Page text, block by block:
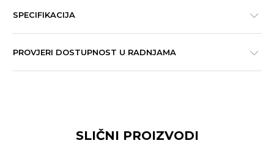
SPECIFIKACIJA
PROVJERI DOSTUPNOST U RADNJAMA
SLIČNI PROIZVODI